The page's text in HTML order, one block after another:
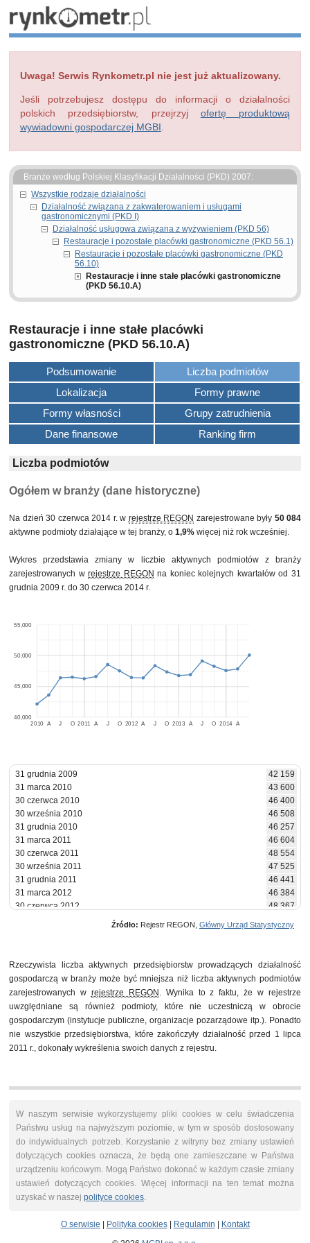
Uwaga! Serwis Rynkometr.pl nie jest już aktualizowany.
Jeśli potrzebujesz dostępu do informacji o działalności
polskich przedsiębiorstw, przejrzyj ofertę produktową
wywiadowni gospodarczej MGBI
Branże według Polskiej Klasyfikacji Działalności (PKD) 2007:
Wszystkie rodzaje działalności
Działalność związana z zakwaterowaniem i usługami
gastronomicznymi (PKD I)
Działalność usługowa związana z wyżywieniem (PKD 56)
Restauracje i pozostałe placówki gastronomiczne (PKD 56.1)
Restauracje i pozostałe placówki gastronomiczne (PKD
56.10)
Restauracje i inne stałe placówki gastronomiczne
(PKD 56.10.A)
Restauracje i inne stałe placówki
gastronomiczne (PKD 56.10.A)
Podsumowanie
Liczba podmiotów
Lokalizacja
Formy prawne
Formy własności
Grupy zatrudnienia
Dane finansowe
Ranking firm
Liczba podmiotów
Ogółem w branży (dane historyczne)
Na dzień 30 czerwca 2014 r. w rejestrze REGON zarejestrowane były 50 084
aktywne podmioty działające w tej branży, o 1,9% więcej niż rok wcześniej.
Wykres przedstawia zmiany w liczbie aktywnych podmiotów z branży
zarejestrowanych wrejestrze REGON na koniec kolejnych kwartałów od 31
grudnia 2009 r. do 30 czerwca 2014 r.
2010 2011 2012 2013 2014
A J O A J O A J O A J O A
40,000
45,000
50,000
55,000
31 grudnia 2009
42 159
31 marca 2010
43 600
30 czerwca 2010
46 400
30 września 2010
46 508
31 grudnia 2010
46 257
31 marca 2011
46 604
30 czerwca 2011
48 554
30 września 2011
47 525
31 grudnia 2011
46 441
31 marca 2012
46 384
30 czerwca 2012
48 367
30 września 2013
31 grudnia 2013
31 marca 2014
47 843
30 czerwca 2014
50 084
Źródło: Rejestr REGON, Główny Urząd Statystyczny
Rzeczywista liczba aktywnych przedsiębiorstw prowadzących działalność
gospodarczą w branży może być mniejsza niż liczba aktywnych podmiotów
zarejestrowanych w rejestrze REGON . Wynika to z faktu, że w rejestrze
uwzględniane są również podmioty, które nie uczestniczą w obrocie
gospodarczym (instytucje publiczne, organizacje pozarządowe itp.). Ponadto
nie wszystkie przedsiębiorstwa, które zakończyły działalność przed 1 lipca
2011 r., dokonały wykreślenia swoich danych z rejestru.
W naszym serwisie wykorzystujemy pliki cookies w celu świadczenia
Państwu usług na najwyższym poziomie, w tym w sposób dostosowany
do indywidualnych potrzeb. Korzystanie z witryny bez zmiany ustawień
dotyczących cookies oznacza, że będą one zamieszczane w Państwa
urządzeniu końcowym. Mogą Państwo dokonać w każdym czasie zmiany
ustawień dotyczących cookies. Więcej informacji na ten temat można
uzyskać w naszej polityce cookies.
O serwisie Polityka cookies Regulamin
Kontakt